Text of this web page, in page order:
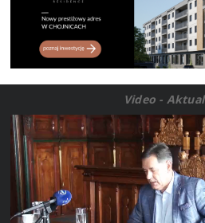
Video -